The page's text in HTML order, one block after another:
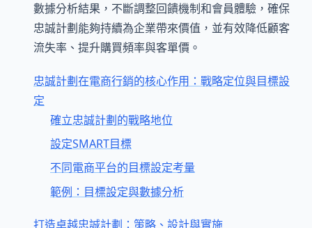
數據分析結果，不斷調整回饋機制和會員體驗，確保
忠誠計劃能夠持續為企業帶來價值，並有效降低顧客
流失率、提升購買頻率與客單價。
忠誠計劃在電商行銷的核心作用：戰略定位與目標設
定
確立忠誠計劃的戰略地位
設定SMART目標
不同電商平台的目標設定考量
範例：目標設定與數據分析
打造卓越忠誠計劃：策略、設計與實施